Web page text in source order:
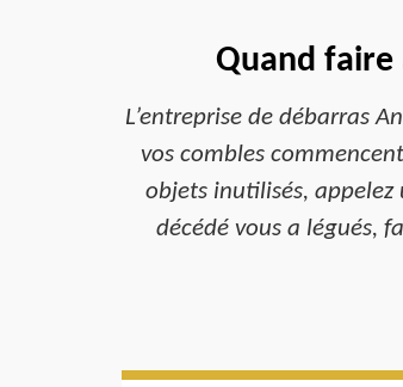
Quand faire
L’entreprise de débarras
vos combles
objets inutilisés, appelez
décédé vous a légués,